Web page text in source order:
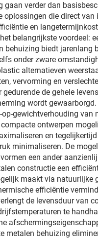
gaan verder dan
oplossingen die direct van
en
belangrijkste voordeel:
behuizing biedt jarenlang
onder zware
alternatieven
vervorming en
de gehele
wordt gewaarborgd.
op-gewichtverhouding van
ontwerpen
en
minimaliseren. De
een ander
constructie een
maakt via natuurlijke
efficiëntie
de levensduur van
te
metalen behuizing